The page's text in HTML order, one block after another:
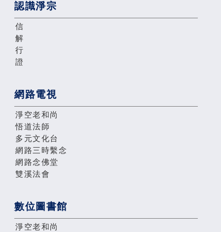
認識淨宗
信
解
行
證
網路電視
淨空老和尚
悟道法師
多元文化台
網路三時繫念
網路念佛堂
雙溪法會
數位圖書館
淨空老和尚